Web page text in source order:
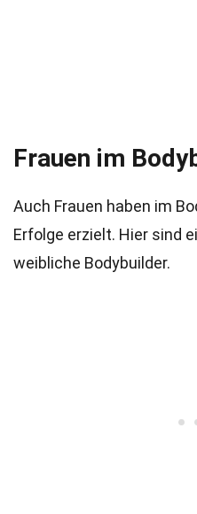
Frauen im
Auch Frauen haben im
Erfolge erzielt. Hier sind
weibliche Bodybuilder.